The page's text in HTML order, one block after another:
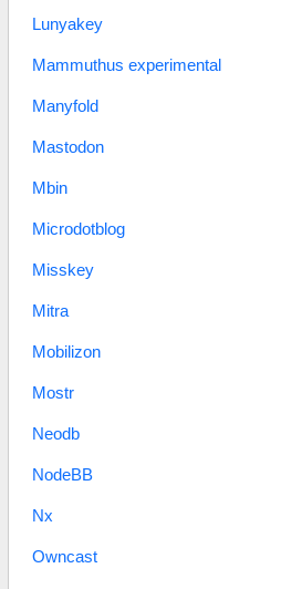
Lunyakey
Mammuthus experimental
Manyfold
Mastodon
Mbin
Microdotblog
Misskey
Mitra
Mobilizon
Mostr
Neodb
NodeBB
Nx
Owncast